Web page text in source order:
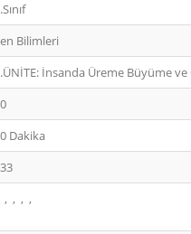
Bilimleri
İnsanda Üreme Büyüme ve
Dakika
, , , ,